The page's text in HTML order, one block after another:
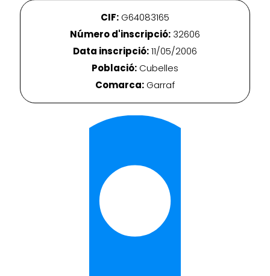
CIF: G64083165
Número d'inscripció: 32606
Data inscripció:11/05/2006
Població: Cubelles
Comarca: Garraf